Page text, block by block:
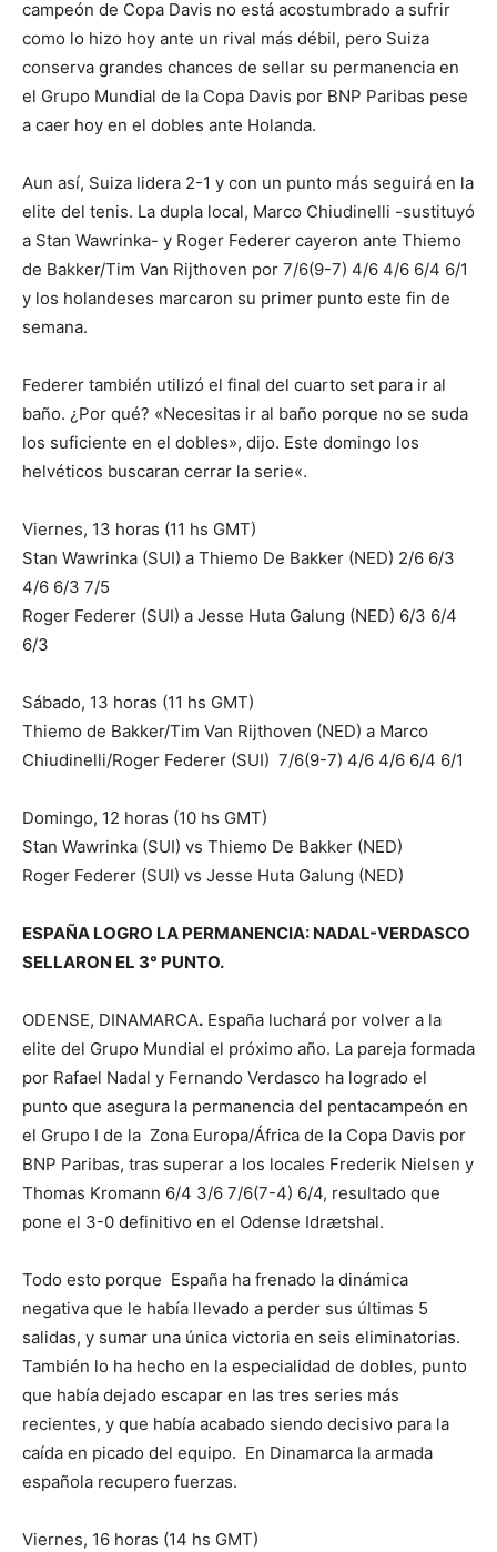
campeón de Copa Davis no está acostumbrado a sufrir
como lo hizo hoy ante un rival más débil, pero Suiza
conserva grandes chances de sellar su permanencia en
el Grupo Mundial de la Copa Davis por BNP Paribas pese
a caer hoy en el dobles ante Holanda.
Aun así, Suiza lidera 2-1 y con un punto más seguirá en la
elite del tenis. La dupla local, Marco Chiudinelli -sustituyó
a Stan Wawrinka- y Roger Federer cayeron ante Thiemo
de Bakker/Tim Van Rijthoven por 7/6(9-7) 4/6 4/6 6/4 6/1
y los holandeses marcaron su primer punto este fin de
semana.
Federer también utilizó el final del cuarto set para ir al
baño. ¿Por qué? «Necesitas ir al baño porque no se suda
los suficiente en el dobles», dijo. Este domingo los
helvéticos buscaran cerrar la serie«.
Viernes, 13 horas (11 hs GMT)
Stan Wawrinka (SUI) a Thiemo De Bakker (NED) 2/6 6/3
4/6 6/3 7/5
Roger Federer (SUI) a Jesse Huta Galung (NED) 6/3 6/4
6/3
Sábado, 13 horas (11 hs GMT)
Thiemo de Bakker/Tim Van Rijthoven (NED) a Marco
Chiudinelli/Roger Federer (SUI) 7/6(9-7) 4/6 4/6 6/4 6/1
Domingo, 12 horas (10 hs GMT)
Stan Wawrinka (SUI) vs Thiemo De Bakker (NED)
Roger Federer (SUI) vs Jesse Huta Galung (NED)
ESPAÑA LOGRO LA PERMANENCIA: NADAL-VERDASCO
SELLARON EL 3° PUNTO.
ODENSE, DINAMARCA. España luchará por volver a la
elite del Grupo Mundial el próximo año. La pareja formada
por Rafael Nadal y Fernando Verdasco ha logrado el
punto que asegura la permanencia del pentacampeón en
el Grupo I de la Zona Europa/África de la Copa Davis por
BNP Paribas, tras superar a los locales Frederik Nielsen y
Thomas Kromann 6/4 3/6 7/6(7-4) 6/4, resultado que
pone el 3-0 definitivo en el Odense Idrætshal.
Todo esto porque España ha frenado la dinámica
negativa que le había llevado a perder sus últimas 5
salidas, y sumar una única victoria en seis eliminatorias.
También lo ha hecho en la especialidad de dobles, punto
que había dejado escapar en las tres series más
recientes, y que había acabado siendo decisivo para la
caída en picado del equipo. En Dinamarca la armada
española recupero fuerzas.
Viernes, 16 horas (14 hs GMT)